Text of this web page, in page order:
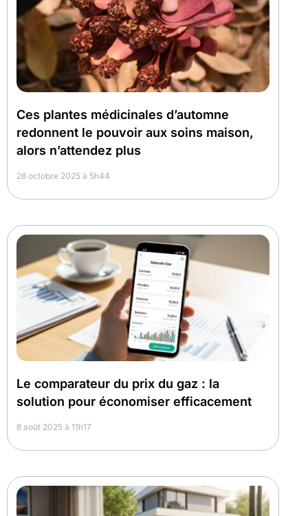
Ces plantes médicinales d’automne
redonnent le pouvoir aux soins maison,
alors n’attendez plus
28 octobre 2025 à 5h44
Le comparateur du prix du gaz : la
solution pour économiser efficacement
8 août 2025 à 11h17